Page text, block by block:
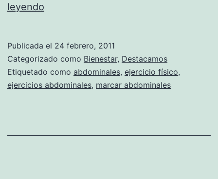
leyendo
abdominales
perfectos
(Parte
Publicada el 24 febrero, 2011
Categorizado como Bienestar, Destacamos
Etiquetado como abdominales, ejercicio físico,
ejercicios abdominales, marcar abdominales